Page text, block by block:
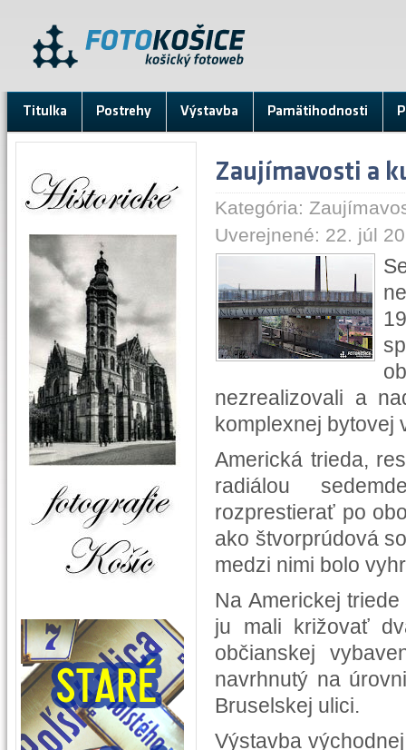
Titulka Postrehy Výstavba Pamätihodnosti
Zaujímavosti a
Kategória:
Uverejnené: 22. júl
nezrealizovali a
komplexnej bytovej
Americká trieda,
radiálou
rozprestierať po
ako štvorprúdová
medzi nimi bolo
Na Americkej
ju mali križovať
občianskej
navrhnutý na
Bruselskej ulici.
Výstavba